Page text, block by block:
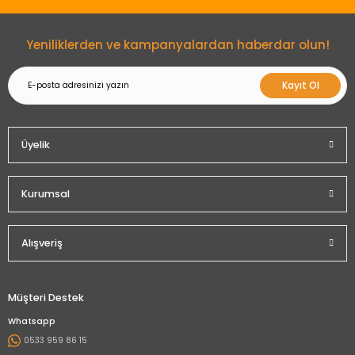
Yeniliklerden ve kampanyalardan haberdar olun!
Kayıt Ol
Üyelik
Kurumsal
Alışveriş
Müşteri Destek
Whatsapp
0533 959 86 15